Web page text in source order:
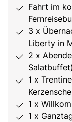
Fahrt im
3 x
Liberty in
2 x
1 x
1 x
1 x